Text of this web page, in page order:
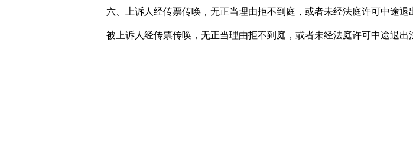
六、上诉人经传票传唤，无正当理由拒不到庭，或者未经法庭许可中途退
被上诉人经传票传唤，无正当理由拒不到庭，或者未经法庭许可中途退出